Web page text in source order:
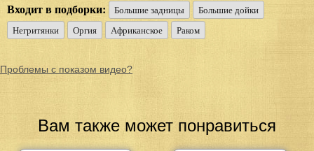
Входит в подборки: Большие задницы
Большие дойки
Негритянки
Оргия Африканское Раком
Проблемы с показом видео?
Вам также может понравиться